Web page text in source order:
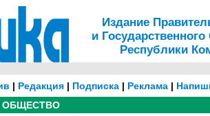
Издание
и Государственного
Республики
| Редакция| Подписка| Реклама|
ОБЩЕСТВО